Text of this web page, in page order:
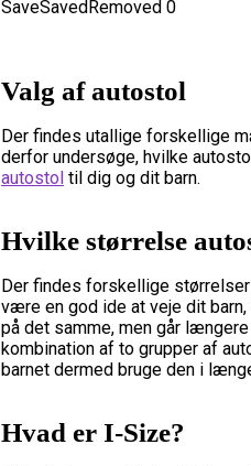
SaveSavedRemoved 0
Valg af autostol
Der findes utallige forskellige
derfor undersøge, hvilke
autostol til dig og dit barn.
Hvilke størrelse
Der findes forskellige
være en god ide at veje dit
på det samme, men går
kombination af to grupper af
barnet dermed bruge den i
Hvad er I-Size?